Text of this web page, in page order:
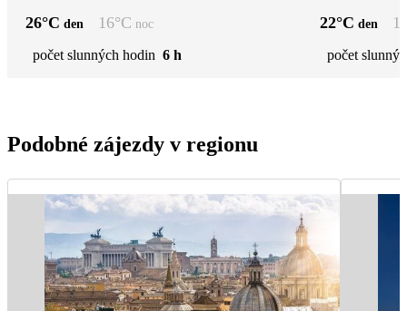
26°C den 16°C noc
počet slunných hodin 6 h
22°C den
počet
Podobné zájezdy v regionu